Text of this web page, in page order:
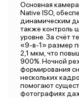
Основная
Native ISO,
динамическим
также контроль
уровне. За счёт
«9-в-1» размер
2,1 мкм, что
900%. Ночной
формирования
нескольких
помогают
фотографиях